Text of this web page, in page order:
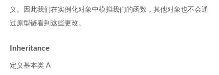
义。因此我们在实例化对象中模拟我们的函数，其他对象也不会通
过原型链看到这些更改。
Inheritance
定义基本类 A